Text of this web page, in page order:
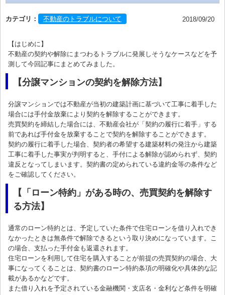
カテゴリ： 不動産のトラブルについて 2018/09/20
【はじめに】
不動産の契約や解除にまつわるトラブルに発展しそうなケースなどを予
測して今回記事にまとめてみました。
【分譲マンションの契約を解除方法】
分譲マンションでは不動産が当初の建築計画に基づいて工事に着手した
場合には手付金放棄により契約を解除することができます。
売買契約を締結した場合には、不動産会社が「契約の履行に着手」する
前であれば手付金を放棄することで契約を解除することができます。
契約の履行に着手した場合、契約者の希望する建築材料の発注から建築
工事に着手した事実が判明すると、手付による解除が認められず、契約
違反となってしまいます。契約書の定められている違約金等の条件など
をご確認してください。
【「ローン特約」がある時の、売買契約を解除す
る方法】
通常のローン特約とは、予定していた条件で住宅ローンを借り入れでき
なかったときは無条件で解除できるという取り決めになっています。こ
の場合、支払った手付金も返還されます。
住宅ローンを利用して住宅を購入することが前提の売買契約の場合、大
事になってくることは、契約書のローン特約条項の明確化や具体的な記
載があるかなどです。
また借り入れを予定されている金融機関・支店名・金利など条件を明確